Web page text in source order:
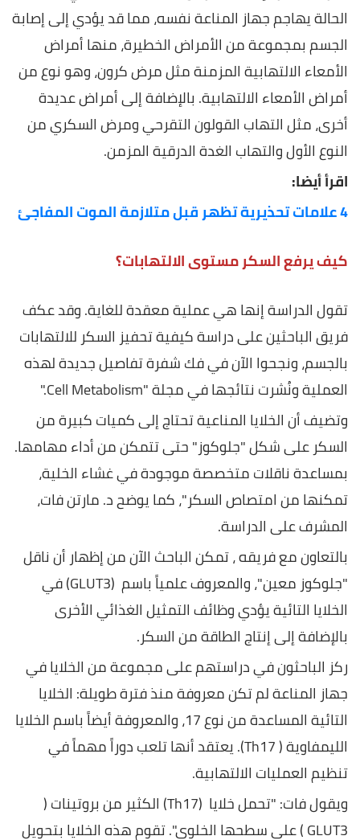
الحالة يهاجم جهاز المناعة نفسه، مما قد يؤدي إلى إصابة
الجسم بمجموعة من الأمراض الخطيرة، منها أمراض
الأمعاء الالتهابية المزمنة مثل مرض كرون، وهو نوع من
أمراض الأمعاء الالتهابية. بالإضافة إلى أمراض عديدة
أخرى، مثل التهاب القولون التقرحي ومرض السكري من
النوع الأول والتهاب الغدة الدرقية المزمن.
اقرأ أيضا:
4 علامات تحذيرية تظهر قبل متلازمة الموت المفاجئ
كيف يرفع السكر مستوى الالتهابات؟
تقول الدراسة إنها هي عملية معقدة للغاية. وقد عكف
فريق الباحثين على دراسة كيفية تحفيز السكر للالتهابات
بالجسم، ونجحوا الآن في فك شفرة تفاصيل جديدة لهذه
العملية ونُشرت نتائجها في مجلة "Cell Metabolism."
وتضيف أن الخلايا المناعية تحتاج إلى كميات كبيرة من
السكر على شكل "جلوكوز" حتى تتمكن من أداء مهامها.
بمساعدة ناقلات متخصصة موجودة في غشاء الخلية،
تمكنها من امتصاص السكر"، كما يوضح د. مارتن فات،
المشرف على الدراسة.
بالتعاون مع فريقه ، تمكن الباحث الآن من إظهار أن ناقل
"جلوكوز معين"، والمعروف علمياً باسم (GLUT3) في
الخلايا التائية يؤدي وظائف التمثيل الغذائي الأخرى
بالإضافة إلى إنتاج الطاقة من السكر.
ركز الباحثون في دراستهم على مجموعة من الخلايا في
جهاز المناعة لم تكن معروفة منذ فترة طويلة: الخلايا
التائية المساعدة من نوع 17، والمعروفة أيضاً باسم الخلايا
الليمفاوية ( Th17). يعتقد أنها تلعب دوراً مهماً في
تنظيم العمليات الالتهابية.
ويقول فات: "تحمل خلايا (Th17) الكثير من بروتينات (
GLUT3 ) على سطحها الخلوي". تقوم هذه الخلايا بتحويل